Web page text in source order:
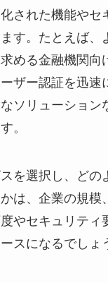
された機能やセ
す。たとえば、
める金融機関向
ザー認証を迅速
ソリューション
。
を選択し、どの
は、企業の規模
やセキュリティ
スになるでしょ